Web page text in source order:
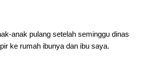
anak pulang setelah seminggu dinas
ke rumah ibunya dan ibu saya.